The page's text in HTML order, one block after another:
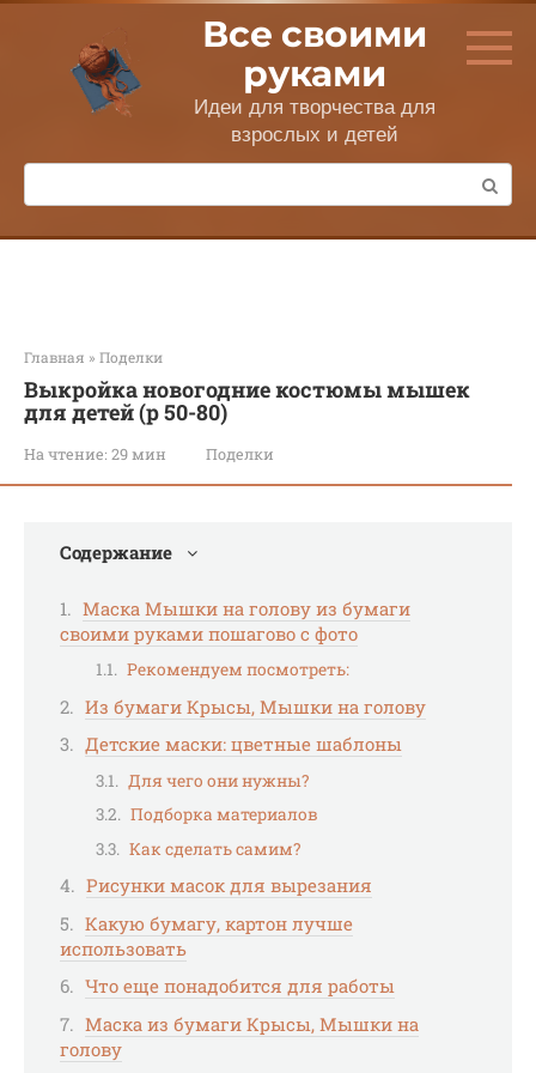
Перейти
контенту
Все своими
руками
Идеи для творчества для
взрослых и детей
Поиск:
Главная » Поделки
Выкройка новогодние костюмы мышек
для детей (р 50-80)
На чтение: 29 мин Поделки
Содержание
Маска Мышки на голову из бумаги
своими руками пошагово с фото
Рекомендуем посмотреть:
Из бумаги Крысы, Мышки на голову
Детские маски: цветные шаблоны
Для чего они нужны?
Подборка материалов
Как сделать самим?
Рисунки масок для вырезания
Какую бумагу, картон лучше
использовать
Что еще понадобится для работы
Маска из бумаги Крысы, Мышки на
голову